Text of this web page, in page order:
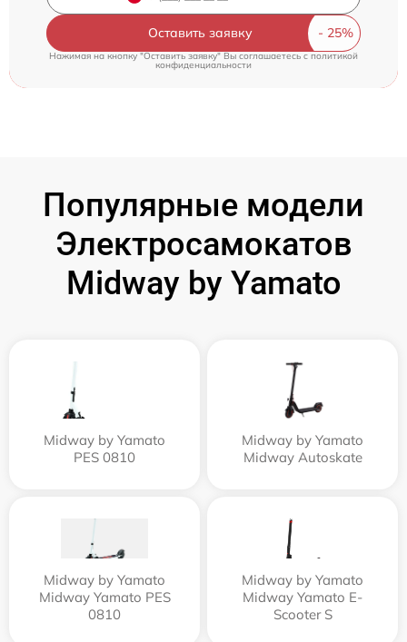
Оставить заявку
Нажимая на кнопку "Оставить заявку" Вы соглашаетесь c политикой
конфиденциальности
Популярные модели
Электросамокатов
Midway by Yamato
Midway by Yamato
PES 0810
Midway by Yamato
Midway Autoskate
Midway by Yamato
Midway Yamato PES
0810
Midway by Yamato
Midway Yamato E-
Scooter S